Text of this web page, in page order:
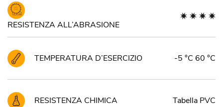
RESISTENZA ALL’ABRASIONE
TEMPERATURA D’ESERCIZIO -5 °C 60 °C
RESISTENZA CHIMICA Tabella PVC